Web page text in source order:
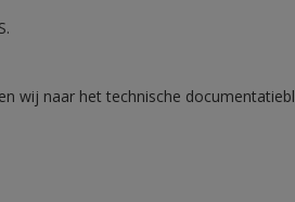
wij naar het technische